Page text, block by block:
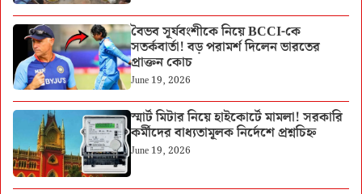
বৈভব সূর্যবংশীকে নিয়ে BCCI-কে
সতর্কবার্তা! বড় পরামর্শ দিলেন ভারতের
প্রাক্তন কোচ
June 19, 2026
স্মার্ট মিটার নিয়ে হাইকোর্টে মামলা! সরকারি
কর্মীদের বাধ্যতামূলক নির্দেশে প্রশ্নচিহ্ন
June 19, 2026